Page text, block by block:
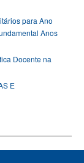
para Ano
Anos
Docente na
E